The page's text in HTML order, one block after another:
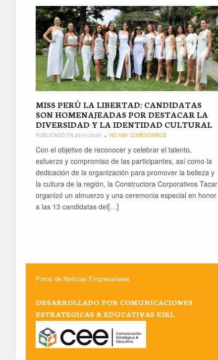
MISS PERÚ LA LIBERTAD: CANDIDATAS
SON HOMENAJEADAS POR DESTACAR LA
DIVERSIDAD Y LA IDENTIDAD CULTURAL
PUBLICADO EN 20/01/2025 NO HAY COMENTARIOS
Con el objetivo de reconocer y celebrar el talento,
esfuerzo y compromiso de las participantes, así como la
dedicación de la organización para promover la belleza y
la cultura de la región, la Constructora Corporativos Tacar
organizó un almuerzo y una ceremonia especial en honor
a las 13 candidatas del[…]
Portal de Noticias Empresariales
DESARROLLADO POR COMUNICACIONES
ESTRATEGICAS & EDUCATIVAS EIRL